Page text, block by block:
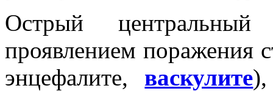
Острый
проявлением поражения
энцефалите, васкулите